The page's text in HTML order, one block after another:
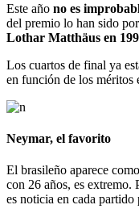
Este año no es
del premio lo han sido
Lothar Matthäus en
Los cuartos de final ya
en función de los méritos
Neymar, el favorito
El brasileño aparece como
con 26 años, es extremo.
es noticia en cada partido